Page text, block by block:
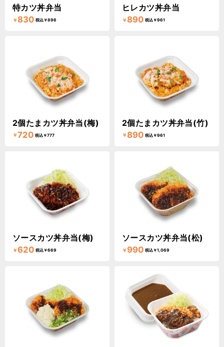
特カツ丼弁当
￥830 税込￥896
ヒレカツ丼弁当
￥890 税込￥961
2個たまカツ丼弁当(梅)
￥720 税込￥777
2個たまカツ丼弁当(竹)
￥890 税込￥961
ソースカツ丼弁当(梅)
￥620 税込￥669
ソースカツ丼弁当(松)
￥ 990 税込￥1,069